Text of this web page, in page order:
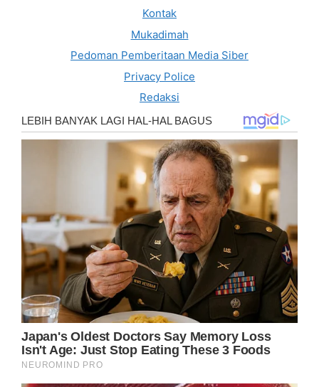
Kontak
Mukadimah
Pedoman Pemberitaan Media Siber
Privacy Police
Redaksi